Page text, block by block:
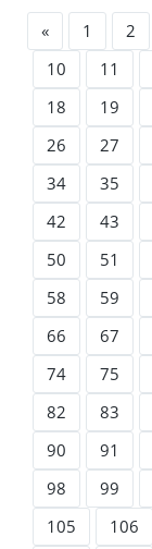
« 1 2
10
11
18
19
26
27
34
35
42
43
50
51
58
59
66
67
74
75
82
83
90
91
98
99
105
106